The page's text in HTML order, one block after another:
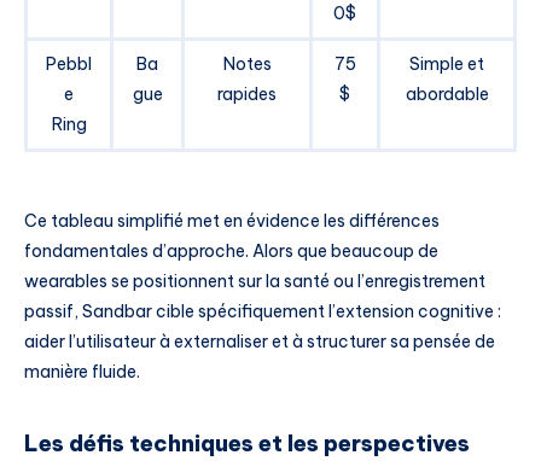
0$
Pebbl
e
Ring
Ba
gue
Notes
rapides
75
$
Simple et
abordable
Ce tableau simplifié met en évidence les différences
fondamentales d’approche. Alors que beaucoup de
wearables se positionnent sur la santé ou l’enregistrement
passif, Sandbar cible spécifiquement l’extension cognitive :
aider l’utilisateur à externaliser et à structurer sa pensée de
manière fluide.
Les défis techniques et les perspectives